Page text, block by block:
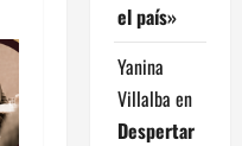
el país»
Yanina
Villalba en
Despertar